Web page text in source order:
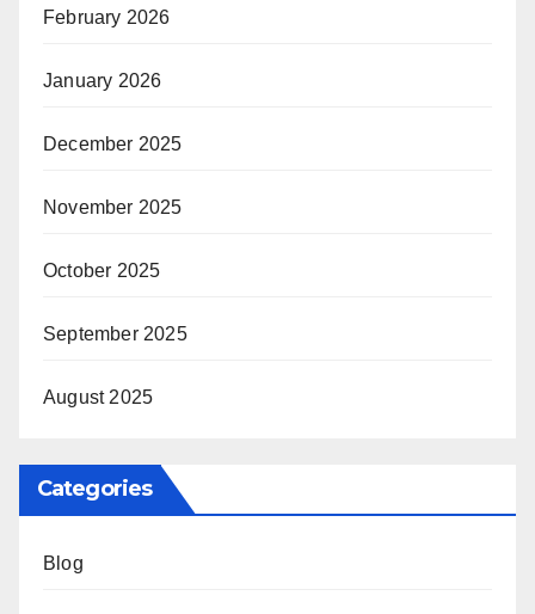
February 2026
January 2026
December 2025
November 2025
October 2025
September 2025
August 2025
Categories
Blog